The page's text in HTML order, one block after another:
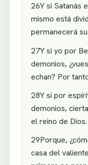
26Y si Satanás
mismo está
permanecerá
27Y si yo por
demonios,
echan? Por
28Y si por
demonios,
el reino de Dios.
29Porque,
casa del